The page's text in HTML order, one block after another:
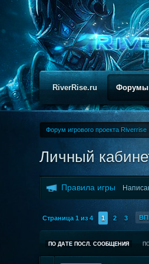
RiverRise.ru Форумы
Форум игрового проекта Riverrise
Личный
Правила игры
Страница 1 из 4 1 2 3
ПО ДАТЕ ПОСЛ. СООБЩЕНИЯ